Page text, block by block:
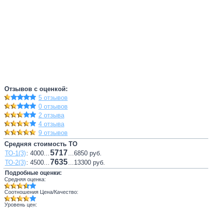
Отзывов с оценкой:
5 отзывов
0 отзывов
2 отзыва
4 отзыва
9 отзывов
Средняя стоимость ТО
ТО-1(3): 4000...5717...6850 руб.
ТО-2(3): 4500...7635...13300 руб.
Подробные оценки:
Средняя оценка:
Соотношения Цена/Качество:
Уровень цен: